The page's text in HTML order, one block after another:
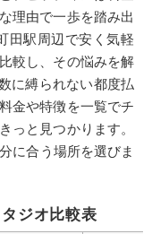
理由で一歩を踏み出
田駅周辺で安く気軽
較し、その悩みを解
に縛られない都度払
金や特徴を一覧でチ
っと見つかります。
に合う場所を選びま
ジオ比較表